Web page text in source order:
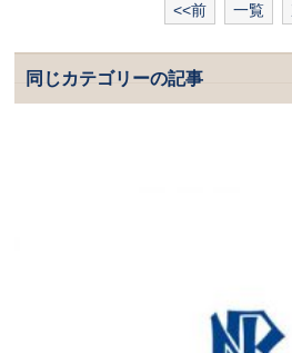
<<前 一覧
同じカテゴリーの記事